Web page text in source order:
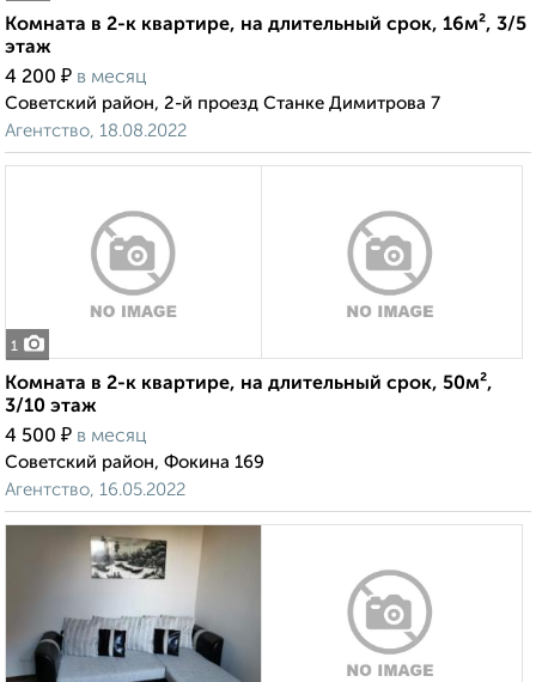
Комната в 2-к квартире, на длительный срок, 16м², 3/5
этаж
4 200 ₽ в месяц
Советский район, 2-й проезд Станке Димитрова 7
Агентство, 18.08.2022
1
Комната в 2-к квартире, на длительный срок, 50м²,
3/10 этаж
4 500 ₽ в месяц
Советский район, Фокина 169
Агентство, 16.05.2022